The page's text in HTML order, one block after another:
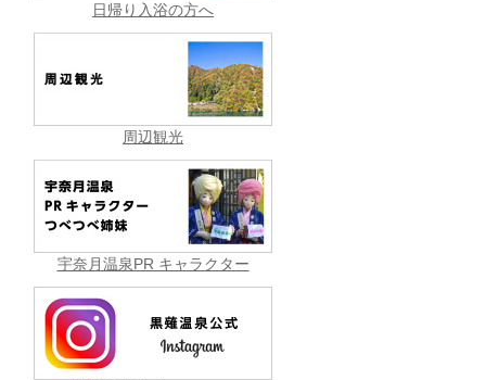
日帰り入浴の方へ
周辺観光
宇奈月温泉PR キャラクター